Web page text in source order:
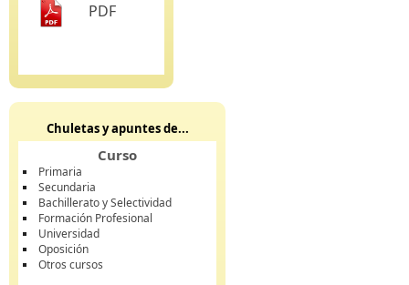
PDF
Chuletas y apuntes de...
Curso
Primaria
Secundaria
Bachillerato y Selectividad
Formación Profesional
Universidad
Oposición
Otros cursos